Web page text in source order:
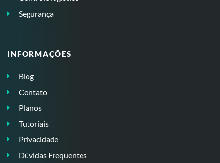
Segurança
INFORMAÇÕES
Blog
Contato
Planos
Tutoriais
Privacidade
Dúvidas Frequentes